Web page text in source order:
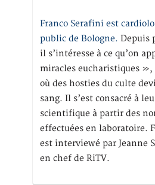
Franco Serafini est
public de Bologne. Depuis
il s’intéresse à ce qu’on
miracles eucharistiques »,
où des hosties du culte
sang. Il s’est consacré à
scientifique à partir des
effectuées en laboratoire.
est interviewé par Jeanne
en chef de RiTV.